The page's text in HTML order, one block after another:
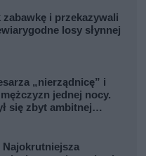
i przekazywali
losy słynnej
„nierządnicę” i
jednej nocy.
się zbyt ambitnej